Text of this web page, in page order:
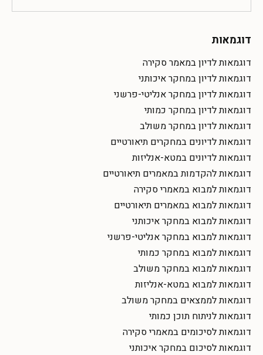
דוגמאות
דוגמאות לדיון במאמר סקירה
דוגמאות לדיון במחקר איכותני
דוגמאות לדיון במחקר אנליטי-פרשני
דוגמאות לדיון במחקר כמותי
דוגמאות לדיון במחקר משולב
דוגמאות לדיונים במחקרים תיאורטיים
דוגמאות לדיונים במטא-אנליזות
דוגמאות להקדמות במאמרים תיאורטיים
דוגמאות למבוא במאמרי סקירה
דוגמאות למבוא במאמרים תיאורטיים
דוגמאות למבוא במחקר איכותני
דוגמאות למבוא במחקר אנליטי-פרשני
דוגמאות למבוא במחקר כמותי
דוגמאות למבוא במחקר משולב
דוגמאות למבוא במטא-אנליזות
דוגמאות לממצאים במחקר משולב
דוגמאות לניתוח תוכן כמותי
דוגמאות לסיכומים במאמרי סקירה
דוגמאות לסיכום במחקר איכותני